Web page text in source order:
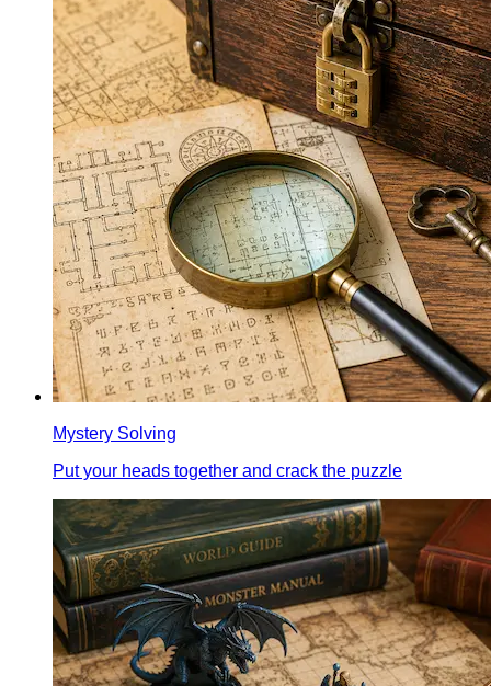
Mystery Solving
Put your heads together and crack the puzzle